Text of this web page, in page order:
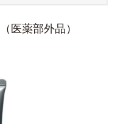
（医薬部外品）